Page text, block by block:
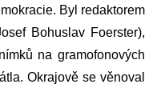
Byl redaktorem
Bohuslav Foerster),
na gramofonových
Okrajově se věnoval